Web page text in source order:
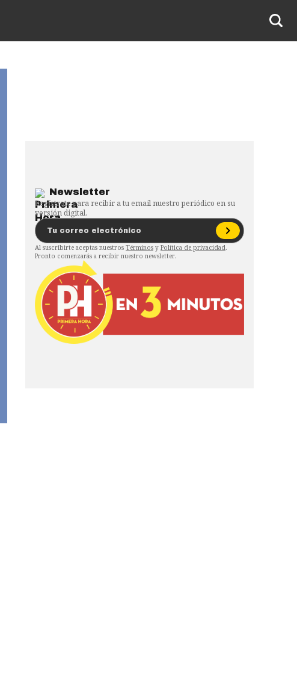
Newsletter
Regístrate para recibir a tu email nuestro periódico en su
versión digital.
Al suscribirte aceptas nuestros Términos y Política de privacidad.
Pronto comenzarás a recibir nuestro newsletter.